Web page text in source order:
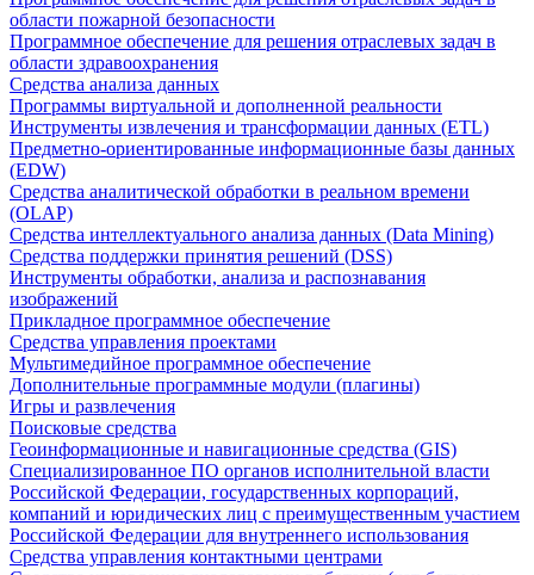
области пожарной безопасности
Программное обеспечение для решения отраслевых задач в
области здравоохранения
Средства анализа данных
Программы виртуальной и дополненной реальности
Инструменты извлечения и трансформации данных (ETL)
Предметно-ориентированные информационные базы данных
(EDW)
Средства аналитической обработки в реальном времени
(OLAP)
Средства интеллектуального анализа данных (Data Mining)
Средства поддержки принятия решений (DSS)
Инструменты обработки, анализа и распознавания
изображений
Прикладное программное обеспечение
Средства управления проектами
Мультимедийное программное обеспечение
Дополнительные программные модули (плагины)
Игры и развлечения
Поисковые средства
Геоинформационные и навигационные средства (GIS)
Специализированное ПО органов исполнительной власти
Российской Федерации, государственных корпораций,
компаний и юридических лиц с преимущественным участием
Российской Федерации для внутреннего использования
Средства управления контактными центрами